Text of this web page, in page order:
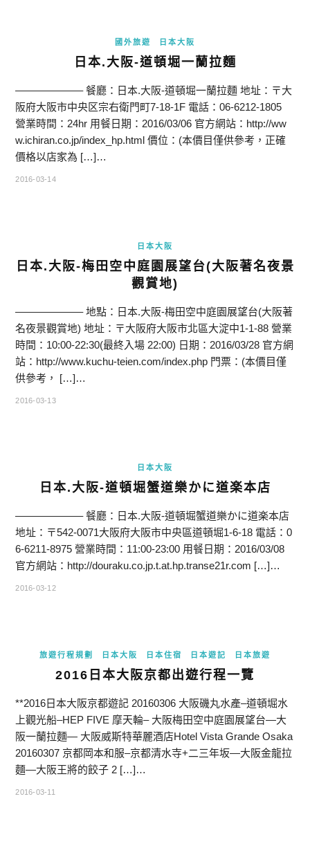
國外旅遊 日本大阪
日本.大阪-道頓堀一蘭拉麵
——————– 餐廳：日本.大阪-道頓堀一蘭拉麵 地址：〒大
阪府大阪市中央区宗右衛門町7-18-1F 電話：06-6212-1805
營業時間：24hr 用餐日期：2016/03/06 官方網站：http://ww
w.ichiran.co.jp/index_hp.html 價位：(本價目僅供參考，正確
價格以店家為 […]…
2016-03-14
日本大阪
日本.大阪-梅田空中庭園展望台(大阪著名夜景
觀賞地)
——————– 地點：日本.大阪-梅田空中庭園展望台(大阪著
名夜景觀賞地) 地址：〒大阪府大阪市北區大淀中1-1-88 營業
時間：10:00-22:30(最終入場 22:00) 日期：2016/03/28 官方網
站：http://www.kuchu-teien.com/index.php 門票：(本價目僅
供參考， […]…
2016-03-13
日本大阪
日本.大阪-道頓堀蟹道樂かに道楽本店
——————– 餐廳：日本.大阪-道頓堀蟹道樂かに道楽本店
地址：〒542-0071大阪府大阪市中央區道頓堀1-6-18 電話：0
6-6211-8975 營業時間：11:00-23:00 用餐日期：2016/03/08
官方網站：http://douraku.co.jp.t.at.hp.transe21r.com […]…
2016-03-12
旅遊行程規劃 日本大阪 日本住宿 日本遊記 日本旅遊
2016日本大阪京都出遊行程一覽
**2016日本大阪京都遊記 20160306 大阪磯丸水產–道頓堀水
上觀光船–HEP FIVE 摩天輪– 大阪梅田空中庭園展望台—大
阪一蘭拉麵— 大阪威斯特華麗酒店Hotel Vista Grande Osaka
20160307 京都岡本和服–京都清水寺+二三年坂—大阪金龍拉
麵—大阪王將的餃子 2 […]…
2016-03-11